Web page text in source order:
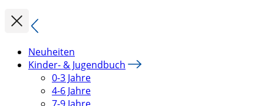
Neuheiten
Kinder- & Jugendbuch
0-3 Jahre
4-6 Jahre